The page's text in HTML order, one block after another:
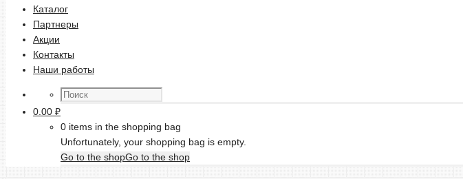
Каталог
Партнеры
Акции
Контакты
Наши работы
0.00 ₽
0 items in the shopping bag
Unfortunately, your shopping bag is empty.
Go to the shopGo to the shop